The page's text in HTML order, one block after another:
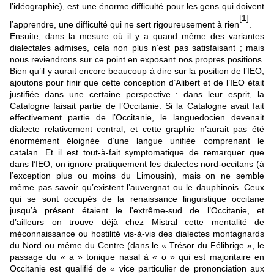
l’idéographie), est une énorme difficulté pour les gens qui doivent
l’apprendre, une difficulté qui ne sert rigoureusement à rien
[1]
Ensuite, dans la mesure où il y a quand même des variantes
dialectales admises, cela non plus n’est pas satisfaisant ; mais
nous reviendrons sur ce point en exposant nos propres positions.
Bien qu’il y aurait encore beaucoup à dire sur la position de l’IEO,
ajoutons pour finir que cette conception d’Alibert et de l’IEO était
justifiée dans une certaine perspective : dans leur esprit, la
Catalogne faisait partie de l’Occitanie. Si la Catalogne avait fait
effectivement partie de l’Occitanie, le languedocien devenait
dialecte relativement central, et cette graphie n’aurait pas été
énormément éloignée d’une langue unifiée comprenant le
catalan. Et il est tout-à-fait symptomatique de remarquer que
dans l’IEO, on ignore pratiquement les dialectes nord-occitans (à
l’exception plus ou moins du Limousin), mais on ne semble
même pas savoir qu’existent l’auvergnat ou le dauphinois. Ceux
qui se sont occupés de la renaissance linguistique occitane
jusqu’à présent étaient le l'extrême-sud de l’Occitanie, et
d’ailleurs on trouve déjà chez Mistral cette mentalité de
méconnaissance ou hostilité vis-à-vis des dialectes montagnards
du Nord ou même du Centre (dans le « Trésor du Félibrige », le
passage du « a » tonique nasal à « o » qui est majoritaire en
Occitanie est qualifié de « vice particulier de prononciation aux